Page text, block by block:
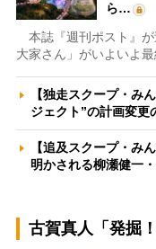
ら…
本誌『週刊ポスト』が
大家さん」がいよいよ
【独走スクープ・み
ジェクト”の計画変
【追及スクープ・み
明かされる柳瀬健一
古賀真人「発掘